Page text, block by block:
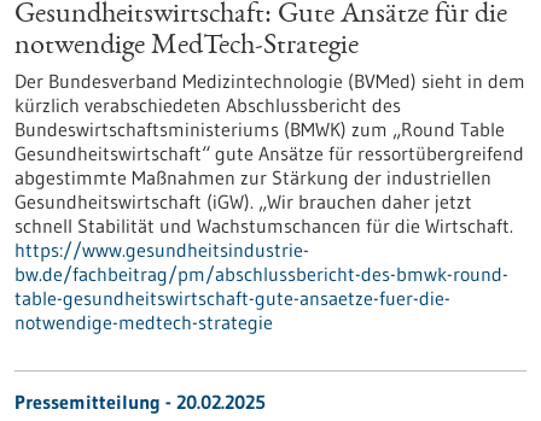
Gesundheitswirtschaft: Gute Ansätze für die
notwendige MedTech-Strategie
Der Bundesverband Medizintechnologie (BVMed) sieht in dem
kürzlich verabschiedeten Abschlussbericht des
Bundeswirtschaftsministeriums (BMWK) zum „Round Table
Gesundheitswirtschaft“ gute Ansätze für ressortübergreifend
abgestimmte Maßnahmen zur Stärkung der industriellen
Gesundheitswirtschaft (iGW). „Wir brauchen daher jetzt
schnell Stabilität und Wachstumschancen für die Wirtschaft.
https://www.gesundheitsindustrie-
bw.de/fachbeitrag/pm/abschlussbericht-des-bmwk-round-
table-gesundheitswirtschaft-gute-ansaetze-fuer-die-
notwendige-medtech-strategie
Pressemitteilung - 20.02.2025